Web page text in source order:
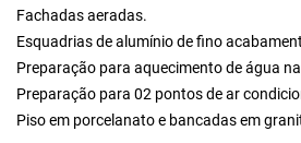
Fachadas aeradas.
Esquadrias de alumínio de fino
Preparação para aquecimento de água
Preparação para 02 pontos de ar
Piso em porcelanato e bancadas em